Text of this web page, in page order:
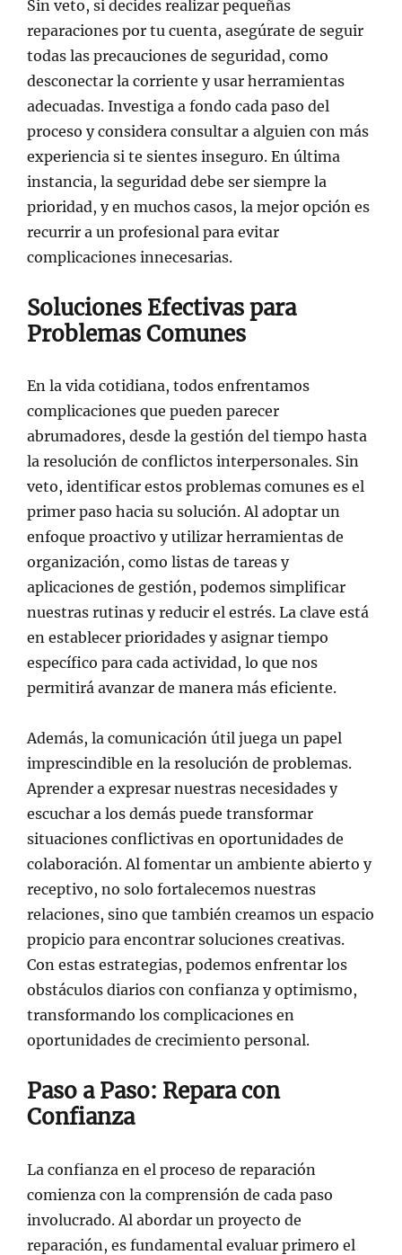
Sin veto, si decides realizar pequeñas
reparaciones por tu cuenta, asegúrate de seguir
todas las precauciones de seguridad, como
desconectar la corriente y usar herramientas
adecuadas. Investiga a fondo cada paso del
proceso y considera consultar a alguien con más
experiencia si te sientes inseguro. En última
instancia, la seguridad debe ser siempre la
prioridad, y en muchos casos, la mejor opción es
recurrir a un profesional para evitar
complicaciones innecesarias.
Soluciones Efectivas para
Problemas Comunes
En la vida cotidiana, todos enfrentamos
complicaciones que pueden parecer
abrumadores, desde la gestión del tiempo hasta
la resolución de conflictos interpersonales. Sin
veto, identificar estos problemas comunes es el
primer paso hacia su solución. Al adoptar un
enfoque proactivo y utilizar herramientas de
organización, como listas de tareas y
aplicaciones de gestión, podemos simplificar
nuestras rutinas y reducir el estrés. La clave está
en establecer prioridades y asignar tiempo
específico para cada actividad, lo que nos
permitirá avanzar de manera más eficiente.
Además, la comunicación útil juega un papel
imprescindible en la resolución de problemas.
Aprender a expresar nuestras necesidades y
escuchar a los demás puede transformar
situaciones conflictivas en oportunidades de
colaboración. Al fomentar un ambiente abierto y
receptivo, no solo fortalecemos nuestras
relaciones, sino que también creamos un espacio
propicio para encontrar soluciones creativas.
Con estas estrategias, podemos enfrentar los
obstáculos diarios con confianza y optimismo,
transformando los complicaciones en
oportunidades de crecimiento personal.
Paso a Paso: Repara con
Confianza
La confianza en el proceso de reparación
comienza con la comprensión de cada paso
involucrado. Al abordar un proyecto de
reparación, es fundamental evaluar primero el